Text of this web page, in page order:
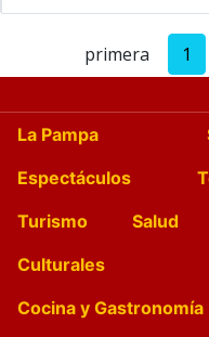
primera 1
La Pampa
Espectáculos
Turismo
Salud
Culturales
Cocina y Gastronomía